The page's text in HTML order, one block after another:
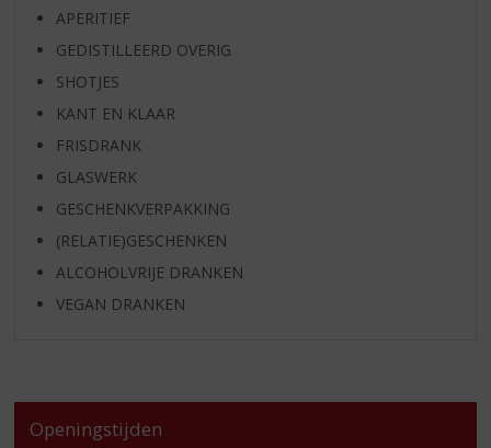
APERITIEF
GEDISTILLEERD OVERIG
SHOTJES
KANT EN KLAAR
FRISDRANK
GLASWERK
GESCHENKVERPAKKING
(RELATIE)GESCHENKEN
ALCOHOLVRIJE DRANKEN
VEGAN DRANKEN
Openingstijden